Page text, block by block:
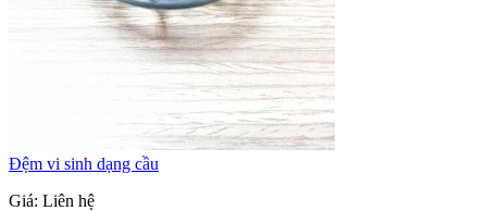
Đệm vi sinh dạng cầu
Giá: Liên hệ